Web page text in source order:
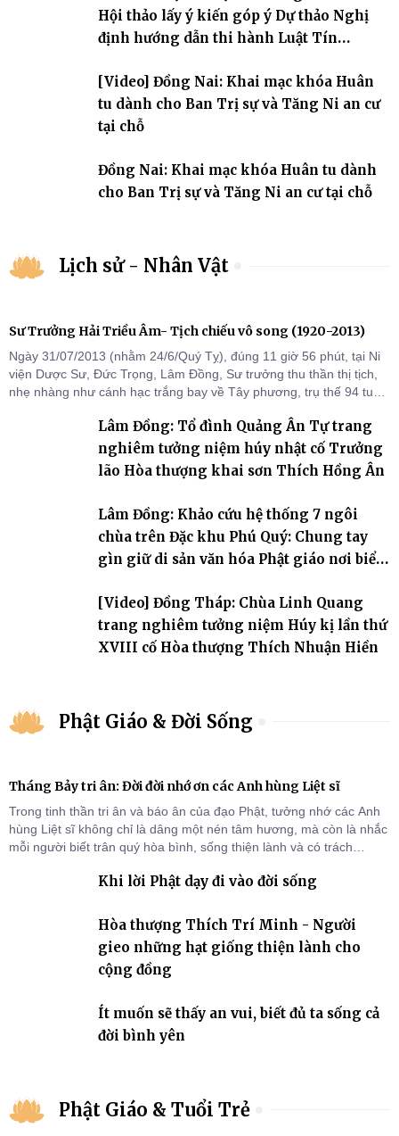
Hội thảo lấy ý kiến góp ý Dự thảo Nghị
định hướng dẫn thi hành Luật Tín
[Video] Đồng Nai: Khai mạc khóa Huân
tu dành cho Ban Trị sự và Tăng Ni an cư
tại chỗ
Đồng Nai: Khai mạc khóa Huân tu dành
cho Ban Trị sự và Tăng Ni an cư tại chỗ
Lịch sử - Nhân Vật
Sư Trưởng Hải Triều Âm- Tịch chiếu vô song (1920-2013)
Ngày 31/07/2013 (nhằm 24/6/Quý Tỵ), đúng 11 giờ 56 phút, tại Ni
viện Dược Sư, Đức Trọng, Lâm Đồng, Sư trưởng thu thần thị tịch,
nhẹ nhàng như cánh hạc trắng bay về Tây phương, trụ thế 94 tuổi
Lâm Đồng: Tổ đình Quảng Ân Tự trang
nghiêm tưởng niệm húy nhật cố Trưởng
lão Hòa thượng khai sơn Thích Hồng Ân
Lâm Đồng: Khảo cứu hệ thống 7 ngôi
chùa trên Đặc khu Phú Quý: Chung tay
gìn giữ di sản văn hóa Phật giáo nơi biển
[Video] Đồng Tháp: Chùa Linh Quang
trang nghiêm tưởng niệm Húy kị lần thứ
XVIII cố Hòa thượng Thích Nhuận Hiền
Phật Giáo & Đời Sống
Tháng Bảy tri ân: Đời đời nhớ ơn các Anh hùng Liệt sĩ
Trong tinh thần tri ân và báo ân của đạo Phật, tưởng nhớ các Anh
hùng Liệt sĩ không chỉ là dâng một nén tâm hương, mà còn là nhắc
mỗi người biết trân quý hòa bình, sống thiện lành và có trách
Khi lời Phật dạy đi vào đời sống
Hòa thượng Thích Trí Minh - Người
gieo những hạt giống thiện lành cho
cộng đồng
Ít muốn sẽ thấy an vui, biết đủ ta sống cả
đời bình yên
Phật Giáo & Tuổi Trẻ